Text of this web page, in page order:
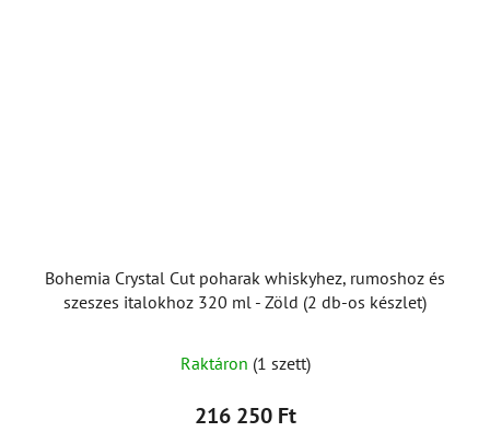
Bohemia Crystal Cut poharak whiskyhez, rumoshoz és
szeszes italokhoz 320 ml - Zöld (2 db-os készlet)
Raktáron (1 szett)
216 250 Ft